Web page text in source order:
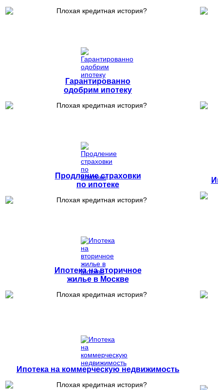
Гарантированно
одобрим ипотеку
Продление страховки
по ипотеке
Ипотека на вторичное
жилье в Москве
Ипотека на коммерческую недвижимость